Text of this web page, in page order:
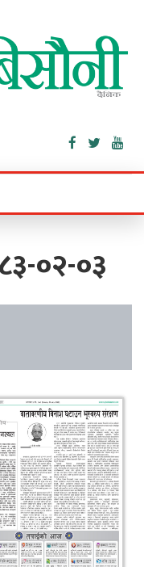
०२-०३